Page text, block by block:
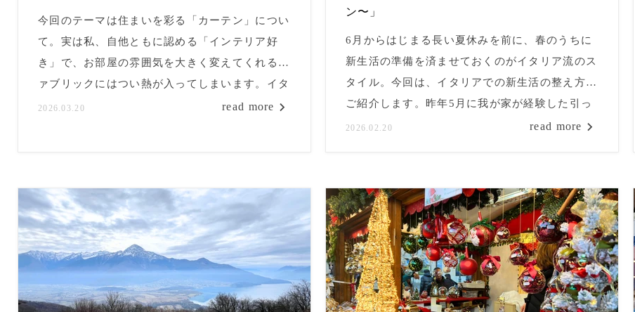
今回のテーマは住まいを彩る「カーテン」につい
て。実は私、自他ともに認める「インテリア好
き」で、お部屋の雰囲気を大きく変えてくれるフ
ァブリックにはつい熱が入ってしまいます。イタ
リアならではのカーテン文化、そして心地よい空
2026.03.20 read more
ン〜」
6月からはじまる長い夏休みを前に、春のうちに
新生活の準備を済ませておくのがイタリア流のス
タイル。今回は、イタリアでの新生活の整え方を
ご紹介します。昨年5月に我が家が経験した引っ
越しの実体験や写真を通し、イタリアらしい住ま
2026.02.20 read more